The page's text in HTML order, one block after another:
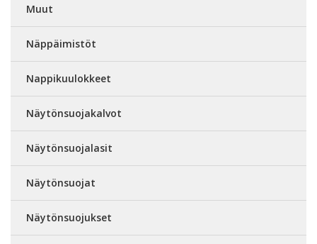
Muut
Näppäimistöt
Nappikuulokkeet
Näytönsuojakalvot
Näytönsuojalasit
Näytönsuojat
Näytönsuojukset